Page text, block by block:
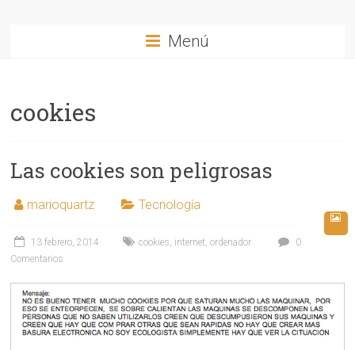
Menú
cookies
Las cookies son peligrosas
marioquartz Tecnología
13 febrero, 2014 cookies, internet,ordenador
0
Comentarios